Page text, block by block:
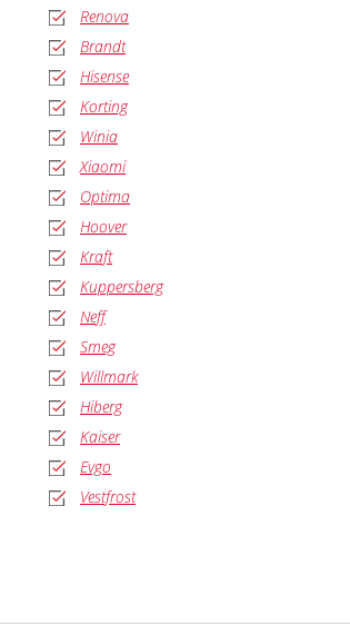
Renova
Brandt
Hisense
Korting
Winia
Xiaomi
Optima
Hoover
Kraft
Kuppersberg
Neff
Smeg
Willmark
Hiberg
Kaiser
Evgo
Vestfrost